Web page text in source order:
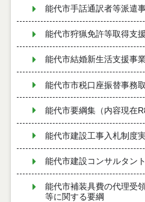
能代市手話通訳者等派遣
能代市狩猟免許等取得支
能代市結婚新生活支援事
能代市市税口座振替事務
能代市要綱集（内容現在
能代市建設工事入札制度
能代市建設コンサルタン
能代市補装具費の代理受
等に関する要綱